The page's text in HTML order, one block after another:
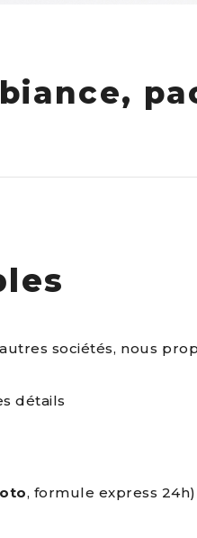
sociétés, nous
détails
, formule express 24h)